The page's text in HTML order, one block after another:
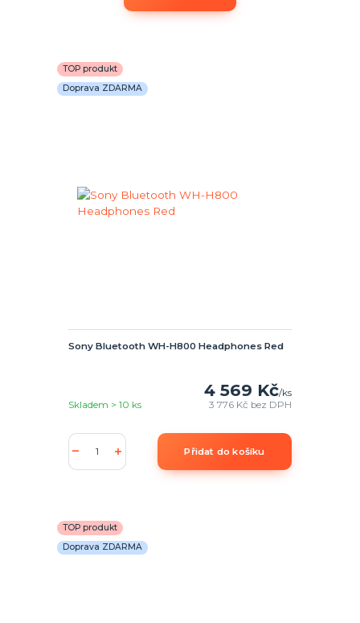
TOP produkt
Doprava ZDARMA
Sony Bluetooth WH-H800 Headphones Red
4 569 Kč/ks
3 776 Kč bez DPH
Skladem > 10 ks
Přidat do košíku
TOP produkt
Doprava ZDARMA